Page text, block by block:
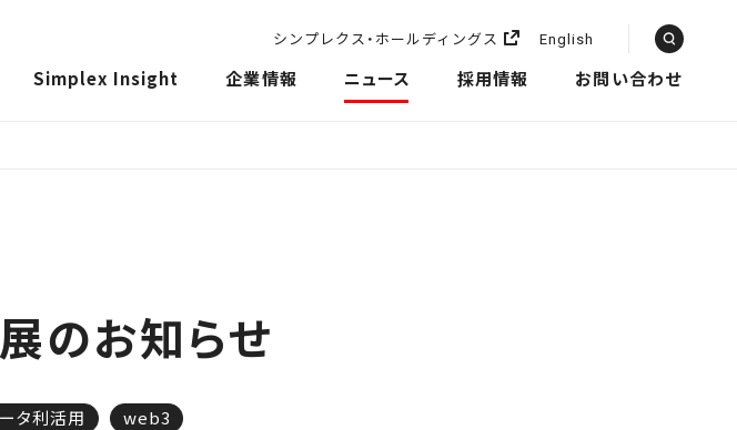
シンプレクス・ホールディングス English
Simplex Insight 企業情報 ニュース 採用情報 お問い合わせ
のお知らせ
タ利活用 web3